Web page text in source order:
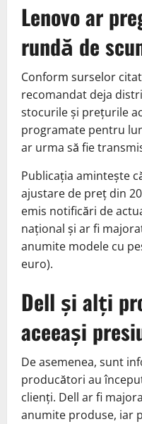
Lenovo ar
rundă de
Conform surselor
recomandat deja
stocurile și prețurile
programate pentru
ar urma să fie
Publicația amintește
ajustare de preț din
emis notificări de
național și ar fi
anumite modele cu
euro).
Dell și alți
aceeași
De asemenea, sunt
producători au
clienți. Dell ar fi
anumite produse, iar